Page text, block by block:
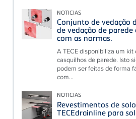
NOTICIAS
Conjunto de vedação
de vedação de
com as normas.
A TECE disponibiliza um kit
casquilhos de parede. Isto
podem ser feitas de forma
com...
NOTICIAS
Revestimentos de
TECEdrainline para